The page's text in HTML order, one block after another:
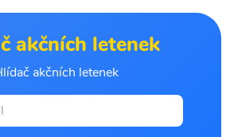
akčních letenek
akčních letenek